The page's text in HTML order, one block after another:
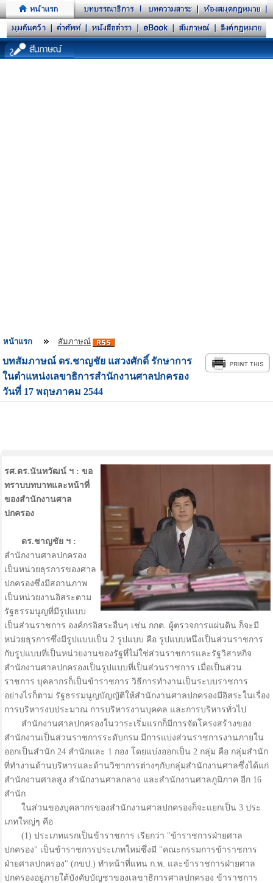
หน้าแรก สัมภาษณ์
บทสัมภาษณ์ ดร.ชาญชัย แสวงศักดิ์ รักษาการ
ในตำแหน่งเลขาธิการสำนักงานศาลปกครอง
วันที่ 17 พฤษภาคม 2544
รศ.ดร.นันทวัฒน์ ฯ : ขอ
ทราบบทบาทและหน้าที่
ของสำนักงานศาล
ปกครอง
ดร.ชาญชัย ฯ :
สำนักงานศาลปกครอง
เป็นหน่วยธุรการของศาล
ปกครองซึ่งมีสถานภาพ
เป็นหน่วยงานอิสระตาม
รัฐธรรมนูญที่มีรูปแบบ
เป็นส่วนราชการ องค์กรอิสระอื่นๆ เช่น กกต. ผู้ตรวจการแผ่นดิน ก็จะมี
หน่วยธุรการซึ่งมีรูปแบบเป็น 2 รูปแบบ คือ รูปแบบหนึ่งเป็นส่วนราชการ
กับรูปแบบที่เป็นหน่วยงานของรัฐที่ไม่ใช่ส่วนราชการและรัฐวิสาหกิจ
สำนักงานศาลปกครองเป็นรูปแบบที่เป็นส่วนราชการ เมื่อเป็นส่วน
ราชการ บุคลากรก็เป็นข้าราชการ วิธีการทำงานเป็นระบบราชการ
อย่างไรก็ตาม รัฐธรรมนูญบัญญัติให้สำนักงานศาลปกครองมีอิสระในเรื่อง
การบริหารงบประมาณ การบริหารงานบุคคล และการบริหารทั่วไป
สำนักงานศาลปกครองในวาระเริ่มแรกก็มีการจัดโครงสร้างของ
สำนักงานเป็นส่วนราชการระดับกรม มีการแบ่งส่วนราชการงานภายใน
ออกเป็นสำนัก 24 สำนักและ 1 กอง โดยแบ่งออกเป็น 2 กลุ่ม คือ กลุ่มสำนัก
ที่ทำงานด้านบริหารและด้านวิชาการต่างๆกับกลุ่มสำนักงานศาลซึ่งได้แก่
สำนักงานศาลสูง สำนักงานศาลกลาง และสำนักงานศาลภูมิภาค อีก 16
สำนัก
ในส่วนของบุคลากรของสำนักงานศาลปกครองก็จะแยกเป็น 3 ประ
เภทใหญ่ๆ คือ
(1) ประเภทแรกเป็นข้าราชการ เรียกว่า "ข้าราชการฝ่ายศาล
ปกครอง" เป็นข้าราชการประเภทใหม่ซึ่งมี "คณะกรรมการข้าราชการ
ฝ่ายศาลปกครอง" (กขป.) ทำหน้าที่แทน ก.พ. และข้าราชการฝ่ายศาล
ปกครองอยู่ภายใต้บังคับบัญชาของเลขาธิการศาลปกครอง ข้าราชการ